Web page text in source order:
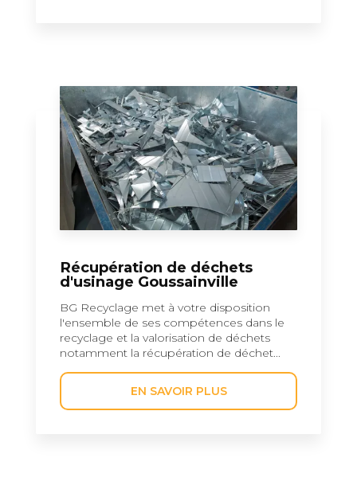
Récupération de déchets
d'usinage Goussainville
BG Recyclage met à votre disposition
l'ensemble de ses compétences dans le
recyclage et la valorisation de déchets
notamment la récupération de déchet...
EN SAVOIR PLUS